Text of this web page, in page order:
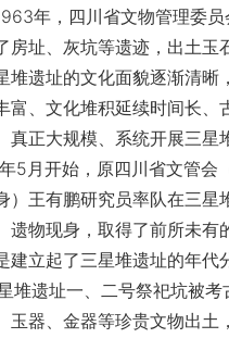
年，四川省文物管理委
房址、灰坑等遗迹，出土玉
堆遗址的文化面貌逐渐清晰
富、文化堆积延续时间长、
真正大规模、系统开展三星
5月开始，原四川省文管会
）王有鹏研究员率队在三星
遗物现身，取得了前所未有
建立起了三星堆遗址的年代
堆遗址一、二号祭祀坑被考
玉器、金器等珍贵文物出土